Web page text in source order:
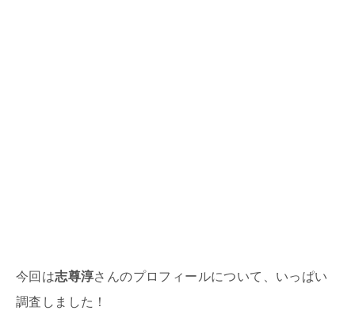
今回は志尊淳さんのプロフィールについて、いっぱい
調査しました！